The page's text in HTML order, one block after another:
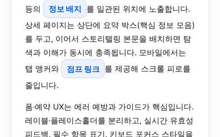
등의
정보 배지
를 일관된 위치에 노출합니다.
상세 페이지는 상단에 요약 박스(핵심 정보 모음)
를 두고, 이어서 스토리텔링 본문을 배치하면 탐
색과 이해가 동시에 충족됩니다. 모바일에서는
탭 앵커와
점프 링크 를 제공해 스크롤 피로를
줄입니다.
폼·예약 UX는 에러 예방과 가이드가 핵심입니다.
레이블·플레이스홀더를 분리하고, 실시간 유효성
피드백, 필수 항목 표기, 키보드 포커스 스타일을